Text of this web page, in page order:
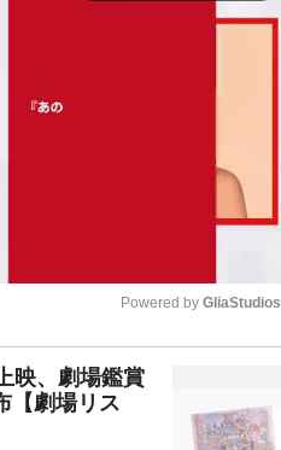
Powered by GliaStudios
映、劇場鑑賞
【劇場リス